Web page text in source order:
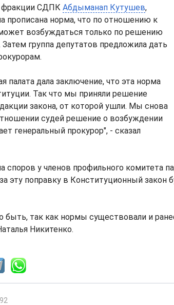
фракции СДПК Абдыманап Кутушев,
прописана норма, что по отношению к
возбуждаться только по решению
Затем группа депутатов предложила дать
палата дала заключение, что эта норма
Так что мы приняли решение
закона, от которой ушли. Мы снова
судей решение о возбуждении
генеральный прокурор", - сказал
споров у членов профильного комитета
эту поправку в Конституционный закон
так как нормы существовали и
Никитенко.